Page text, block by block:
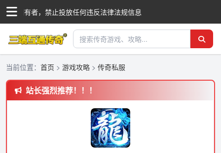
拥有者，禁止投放任何违反法律法规信息
当前位置： 首页 > 游戏攻略 > 传奇私服
站长强烈推荐！！！